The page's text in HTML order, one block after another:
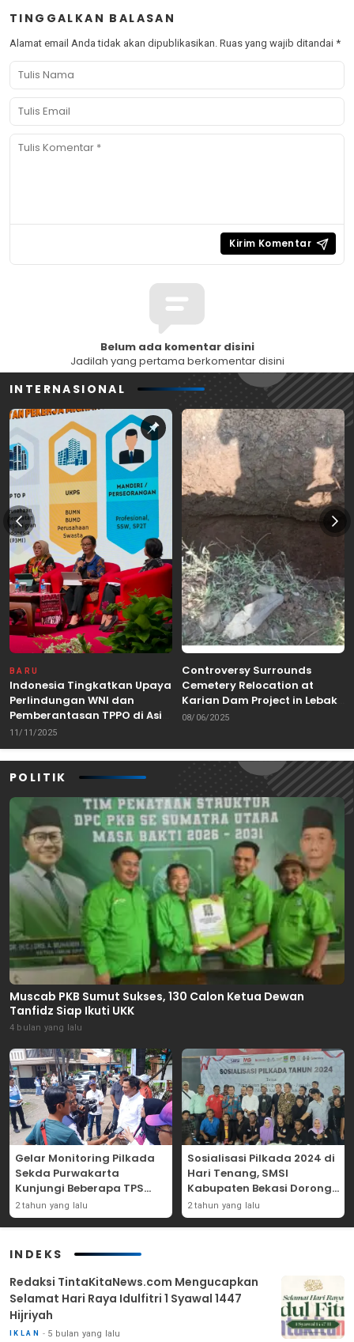
TINGGALKAN BALASAN
Alamat email Anda tidak akan dipublikasikan. Ruas yang wajib ditandai *
Belum ada komentar disini
Jadilah yang pertama berkomentar disini
INTERNASIONAL
BARU
Indonesia Tingkatkan Upaya
Perlindungan WNI dan
Pemberantasan TPPO di Asia
Tenggara
11/11/2025
Controversy Surrounds
Cemetery Relocation at
Karian Dam Project in Lebak,
Banten
08/06/2025
POLITIK
Muscab PKB Sumut Sukses, 130 Calon Ketua Dewan
Tanfidz Siap Ikuti UKK
4 bulan yang lalu
Gelar Monitoring Pilkada
Sekda Purwakarta
Kunjungi Beberapa TPS
Yang Ada Di Purwakarta
2 tahun yang lalu
Sosialisasi Pilkada 2024 di
Hari Tenang, SMSI
Kabupaten Bekasi Dorong
Angka Partisipasi
Masyarakat
2 tahun yang lalu
INDEKS
Redaksi TintaKitaNews.com Mengucapkan
Selamat Hari Raya Idulfitri 1 Syawal 1447
Hijriyah
IKLAN 5 bulan yang lalu